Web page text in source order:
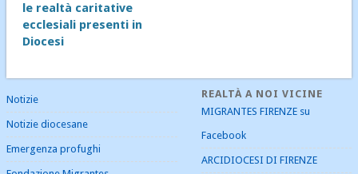
le realtà caritative
ecclesiali presenti in
Diocesi
Notizie
Notizie diocesane
Emergenza profughi
REALTÀ A NOI VICINE
MIGRANTES FIRENZE su
Facebook
ARCIDIOCESI DI FIRENZE